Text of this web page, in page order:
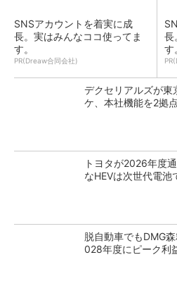
SNSアカウントを着実に成
長。実はみんなココ使ってま
す。
PR(Dreaw合同会社)
長
す
デクセリアルズが東
ケ、本社機能を2拠
トヨタが2026年度
なHEVは次世代電池
脱自動車でもDMG
028年度にピーク利